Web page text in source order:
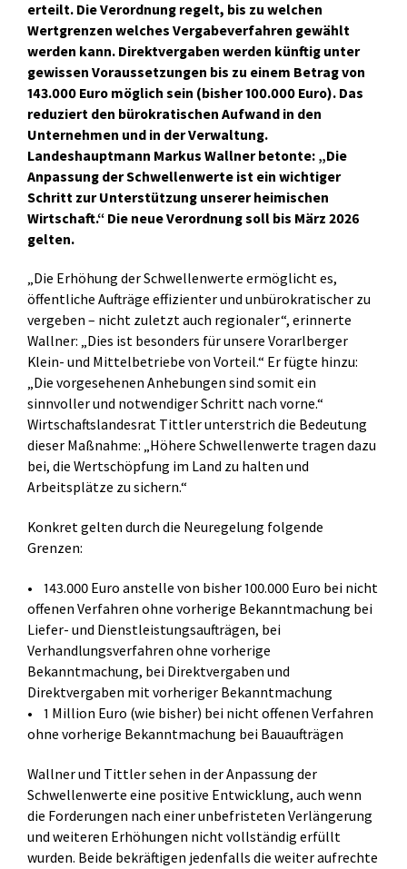
erteilt. Die Verordnung regelt, bis zu welchen
Wertgrenzen welches Vergabeverfahren gewählt
werden kann. Direktvergaben werden künftig unter
gewissen Voraussetzungen bis zu einem Betrag von
143.000 Euro möglich sein (bisher 100.000 Euro). Das
reduziert den bürokratischen Aufwand in den
Unternehmen und in der Verwaltung.
Landeshauptmann Markus Wallner betonte: „Die
Anpassung der Schwellenwerte ist ein wichtiger
Schritt zur Unterstützung unserer heimischen
Wirtschaft.“ Die neue Verordnung soll bis März 2026
gelten.
„Die Erhöhung der Schwellenwerte ermöglicht es,
öffentliche Aufträge effizienter und unbürokratischer zu
vergeben – nicht zuletzt auch regionaler“, erinnerte
Wallner: „Dies ist besonders für unsere Vorarlberger
Klein- und Mittelbetriebe von Vorteil.“ Er fügte hinzu:
„Die vorgesehenen Anhebungen sind somit ein
sinnvoller und notwendiger Schritt nach vorne.“
Wirtschaftslandesrat Tittler unterstrich die Bedeutung
dieser Maßnahme: „Höhere Schwellenwerte tragen dazu
bei, die Wertschöpfung im Land zu halten und
Arbeitsplätze zu sichern.“
Konkret gelten durch die Neuregelung folgende
Grenzen:
• 143.000 Euro anstelle von bisher 100.000 Euro bei nicht
offenen Verfahren ohne vorherige Bekanntmachung bei
Liefer- und Dienstleistungsaufträgen, bei
Verhandlungsverfahren ohne vorherige
Bekanntmachung, bei Direktvergaben und
Direktvergaben mit vorheriger Bekanntmachung
• 1 Million Euro (wie bisher) bei nicht offenen Verfahren
ohne vorherige Bekanntmachung bei Bauaufträgen
Wallner und Tittler sehen in der Anpassung der
Schwellenwerte eine positive Entwicklung, auch wenn
die Forderungen nach einer unbefristeten Verlängerung
und weiteren Erhöhungen nicht vollständig erfüllt
wurden. Beide bekräftigen jedenfalls die weiter aufrechte